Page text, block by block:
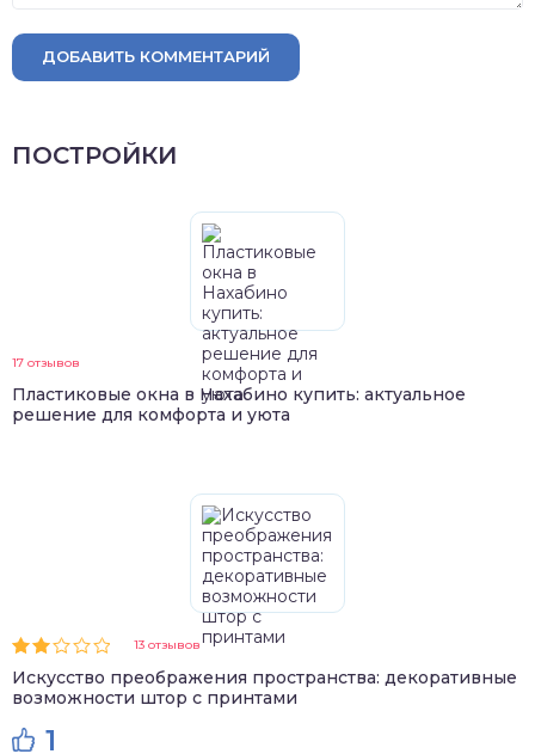
ДОБАВИТЬ КОММЕНТАРИЙ
ПОСТРОЙКИ
17 отзывов
Пластиковые окна в Нахабино купить: актуальное
решение для комфорта и уюта
13 отзывов
Искусство преображения пространства: декоративные
возможности штор с принтами
1